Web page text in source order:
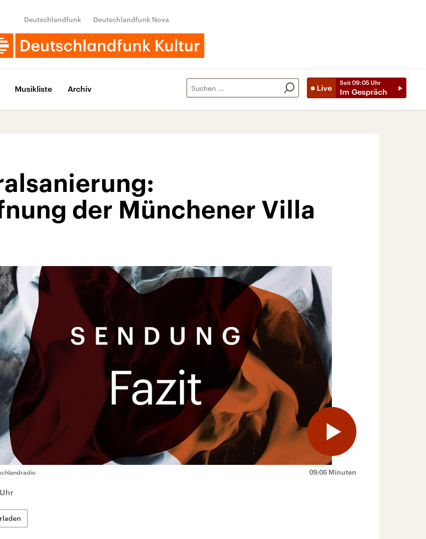
Deutschlandfunk Deutschlandfunk Nova
Live
Seit 09:05 Uhr
Im Gespräch
Musikliste Archiv
der Münchener Villa
09:06 Minuten